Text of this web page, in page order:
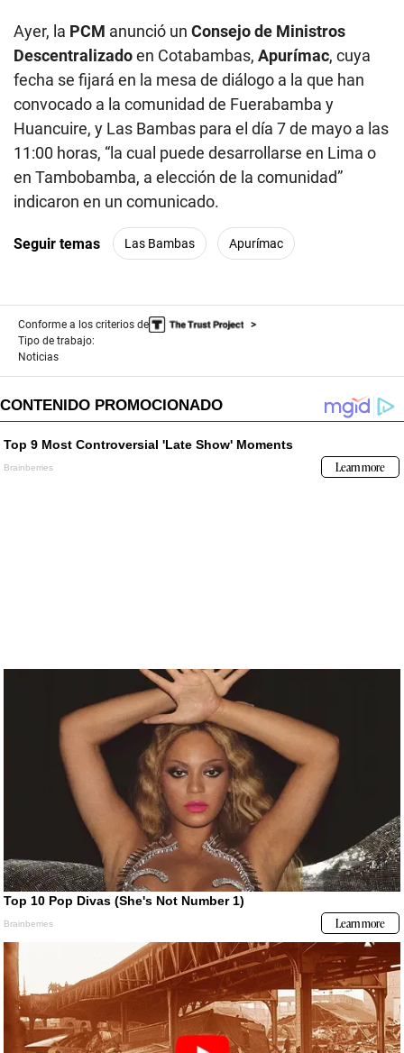
Ayer, la PCM anunció un Consejo de Ministros
Descentralizadoen Cotabambas, Apurímac, cuya
fecha se fijará en la mesa de diálogo a la que han
convocado a la comunidad de Fuerabamba y
Huancuire, y Las Bambas para el día 7 de mayo a las
11:00 horas, “la cual puede desarrollarse en Lima o
en Tambobamba, a elección de la comunidad”
indicaron en un comunicado.
Seguir temas Las Bambas Apurímac
Conforme a los criterios de
Tipo de trabajo:
Noticias